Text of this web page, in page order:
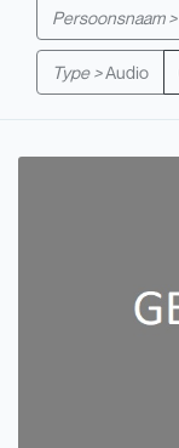
Persoonsnaam >
Type >Audio